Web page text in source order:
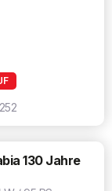
252
130 Jahre